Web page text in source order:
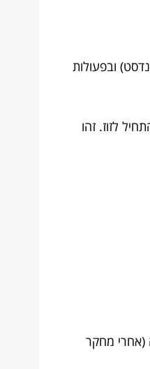
ובפעולות
לזוז. זהו
הראשונה (אחרי מחקר